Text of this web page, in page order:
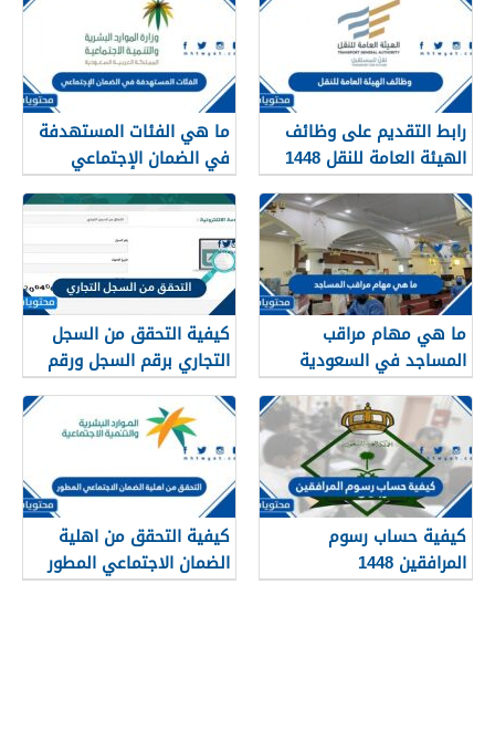
رابط التقديم على وظائف
الهيئة العامة للنقل 1448
في الرياض
ما هي الفئات المستهدفة
في الضمان الإجتماعي
الجديد 1448
ما هي مهام مراقب
المساجد في السعودية
1448
كيفية التحقق من السجل
التجاري برقم السجل ورقم
الهوية 1448
كيفية حساب رسوم
المرافقين 1448
كيفية التحقق من اهلية
الضمان الاجتماعي المطور
1448